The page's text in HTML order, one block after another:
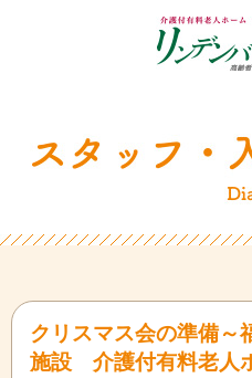
クリスマス会の準備～
施設 介護付有料老人